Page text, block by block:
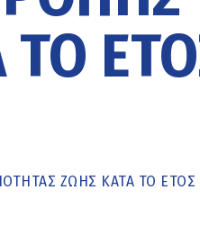
ΖΩΉΣ ΚΑΤΆ ΤΟ ΈΤΟΣ